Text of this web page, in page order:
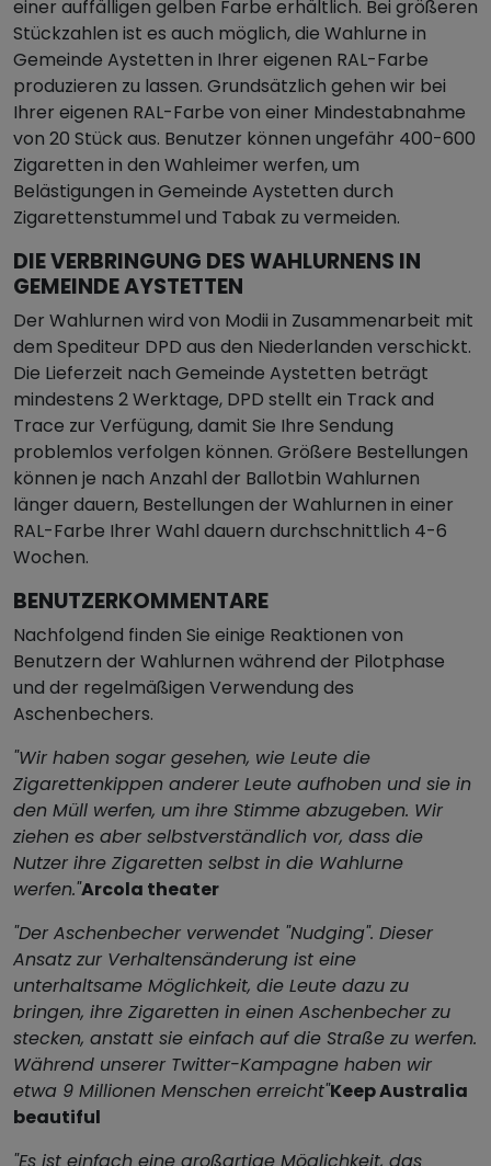
einer auffälligen gelben Farbe erhältlich. Bei größeren
Stückzahlen ist es auch möglich, die Wahlurne in
Gemeinde Aystetten in Ihrer eigenen RAL-Farbe
produzieren zu lassen. Grundsätzlich gehen wir bei
Ihrer eigenen RAL-Farbe von einer Mindestabnahme
von 20 Stück aus. Benutzer können ungefähr 400-600
Zigaretten in den Wahleimer werfen, um
Belästigungen in Gemeinde Aystetten durch
Zigarettenstummel und Tabak zu vermeiden.
DIE VERBRINGUNG DES WAHLURNENS IN
GEMEINDE AYSTETTEN
Der Wahlurnen wird von Modii in Zusammenarbeit mit
dem Spediteur DPD aus den Niederlanden verschickt.
Die Lieferzeit nach Gemeinde Aystetten beträgt
mindestens 2 Werktage, DPD stellt ein Track and
Trace zur Verfügung, damit Sie Ihre Sendung
problemlos verfolgen können. Größere Bestellungen
können je nach Anzahl der Ballotbin Wahlurnen
länger dauern, Bestellungen der Wahlurnen in einer
RAL-Farbe Ihrer Wahl dauern durchschnittlich 4-6
Wochen.
BENUTZERKOMMENTARE
Nachfolgend finden Sie einige Reaktionen von
Benutzern der Wahlurnen während der Pilotphase
und der regelmäßigen Verwendung des
Aschenbechers.
"Wir haben sogar gesehen, wie Leute die
Zigarettenkippen anderer Leute aufhoben und sie in
den Müll werfen, um ihre Stimme abzugeben. Wir
ziehen es aber selbstverständlich vor, dass die
Nutzer ihre Zigaretten selbst in die Wahlurne
werfen."Arcola theater
"Der Aschenbecher verwendet "Nudging". Dieser
Ansatz zur Verhaltensänderung ist eine
unterhaltsame Möglichkeit, die Leute dazu zu
bringen, ihre Zigaretten in einen Aschenbecher zu
stecken, anstatt sie einfach auf die Straße zu werfen.
Während unserer Twitter-Kampagne haben wir
etwa 9 Millionen Menschen erreicht"Keep Australia
beautiful